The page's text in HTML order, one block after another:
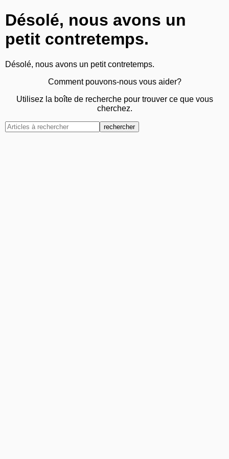
Désolé, nous avons un
petit contretemps.
Désolé, nous avons un petit contretemps.
Comment pouvons-nous vous aider?
Utilisez la boîte de recherche pour trouver ce que vous
cherchez.
rechercher